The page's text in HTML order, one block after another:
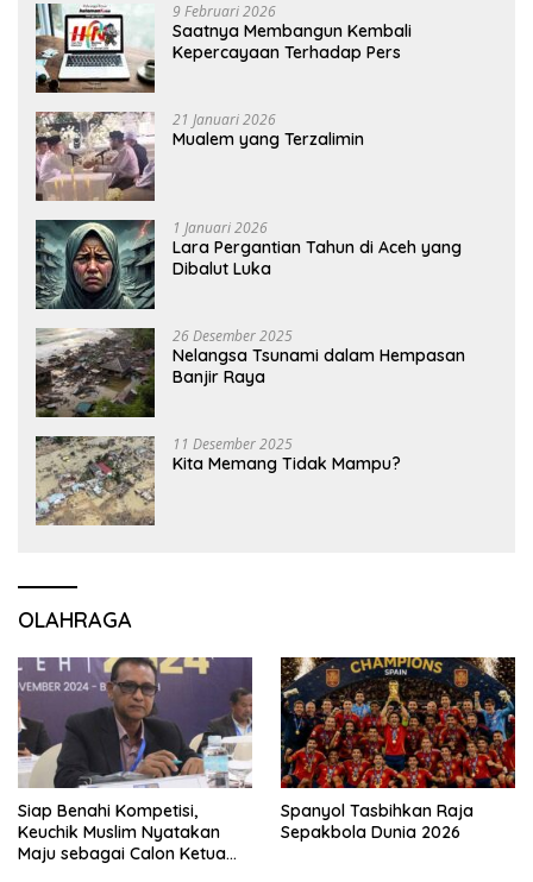
9 Februari 2026
Saatnya Membangun Kembali
Kepercayaan Terhadap Pers
21 Januari 2026
Mualem yang Terzalimin
1 Januari 2026
Lara Pergantian Tahun di Aceh yang
Dibalut Luka
26 Desember 2025
Nelangsa Tsunami dalam Hempasan
Banjir Raya
11 Desember 2025
Kita Memang Tidak Mampu?
OLAHRAGA
Siap Benahi Kompetisi,
Keuchik Muslim Nyatakan
Maju sebagai Calon Ketua
Spanyol Tasbihkan Raja
Sepakbola Dunia 2026